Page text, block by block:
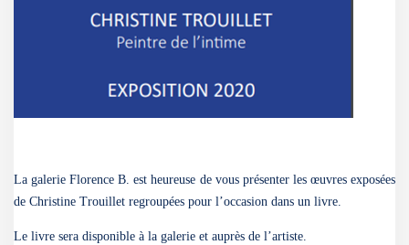
La galerie Florence B. est heureuse de vous présenter les œuvres exposées
de Christine Trouillet regroupées pour l’occasion dans un livre.
Le livre sera disponible à la galerie et auprès de l’artiste.